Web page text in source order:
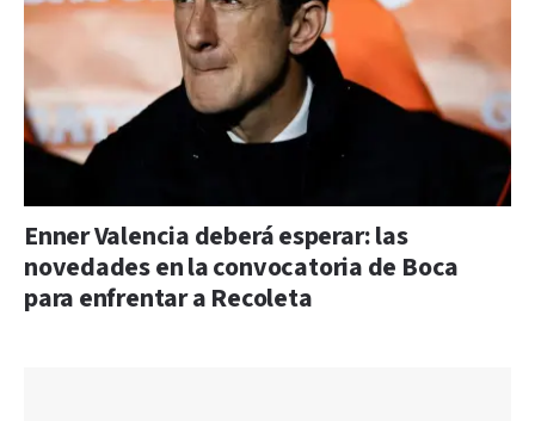
Enner Valencia deberá esperar: las
novedades en la convocatoria de Boca
para enfrentar a Recoleta